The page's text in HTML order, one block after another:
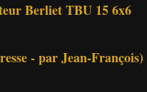
Berliet TBU 15 6x6
- par Jean-François)